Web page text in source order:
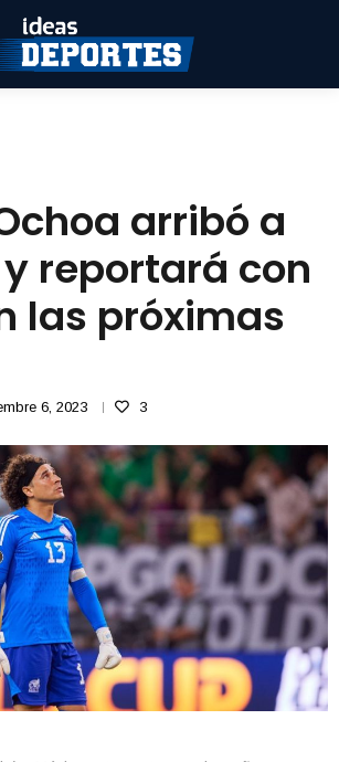
arribó a
reportará con
las próximas
6, 2023 3